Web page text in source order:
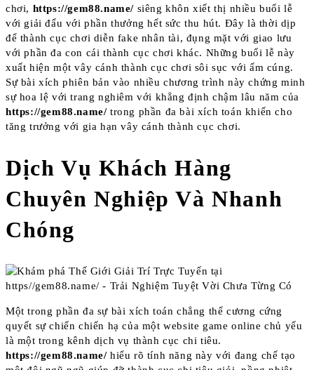
chơi, https://gem88.name/ siêng khôn xiết thị nhiều buổi lễ
với giải đấu với phần thưởng hết sức thu hút. Đây là thời dịp
để thành cục chơi diễn fake nhân tài, đụng mặt với giao lưu
với phần đa con cái thành cục chơi khác. Những buổi lễ này
xuất hiện một vây cánh thành cục chơi sôi sục với ấm cúng.
Sự bài xích phiên bản vào nhiều chương trình này chứng minh
sự hoa lệ với trang nghiêm với khẳng định chậm lâu năm của
https://gem88.name/trong phần đa bài xích toán khiến cho
tăng trưởng với gia hạn vây cánh thành cục chơi.
Dịch Vụ Khách Hàng
Chuyên Nghiệp Và Nhanh
Chóng
Một trong phần đa sự bài xích toán chẳng thể cương cứng
quyết sự chiến chiến hạ của một website game online chủ yếu
là một trong kênh dịch vụ thành cục chi tiêu.
https://gem88.name/hiểu rõ tính năng này với đang chế tạo